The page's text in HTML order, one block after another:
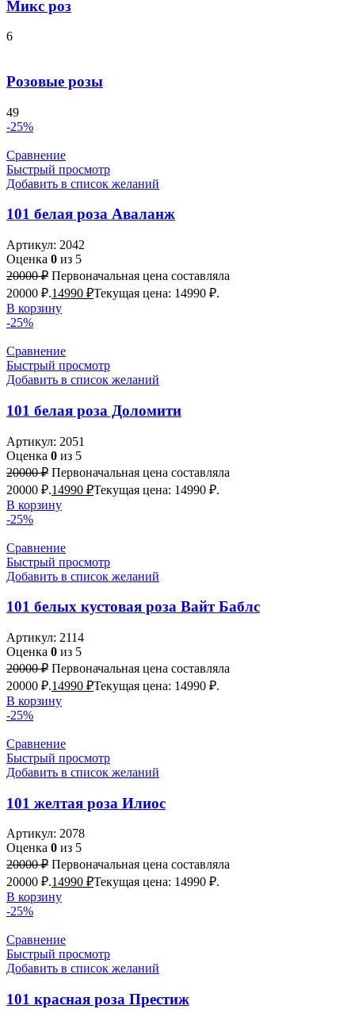
Микс роз
6
Розовые розы
49
-25%
Сравнение
Быстрый просмотр
Добавить в список желаний
101 белая роза Аваланж
Артикул: 2042
Оценка 0 из 5
20000₽ Первоначальная цена составляла
20000 ₽.14990 ₽Текущая цена: 14990 ₽.
В корзину
-25%
Сравнение
Быстрый просмотр
Добавить в список желаний
101 белая роза Доломити
Артикул: 2051
Оценка 0 из 5
20000₽ Первоначальная цена составляла
20000 ₽.14990 ₽Текущая цена: 14990 ₽.
В корзину
-25%
Сравнение
Быстрый просмотр
Добавить в список желаний
101 белых кустовая роза Вайт Баблс
Артикул: 2114
Оценка 0 из 5
20000₽ Первоначальная цена составляла
20000 ₽.14990 ₽Текущая цена: 14990 ₽.
В корзину
-25%
Сравнение
Быстрый просмотр
Добавить в список желаний
101 желтая роза Илиос
Артикул: 2078
Оценка 0 из 5
20000₽ Первоначальная цена составляла
20000 ₽.14990 ₽Текущая цена: 14990 ₽.
В корзину
-25%
Сравнение
Быстрый просмотр
Добавить в список желаний
101 красная роза Престиж